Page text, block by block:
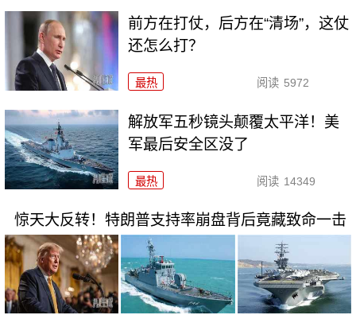
前方在打仗，后方在“清场”，这仗
还怎么打？
最热 阅读 5972
解放军五秒镜头颠覆太平洋！美
军最后安全区没了
最热 阅读 14349
惊天大反转！特朗普支持率崩盘背后竟藏致命一击